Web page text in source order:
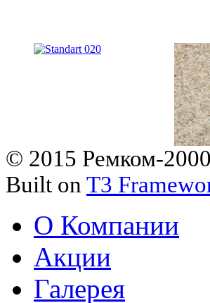
© 2015 Ремком-
Built on T3
О Компании
Акции
Галерея